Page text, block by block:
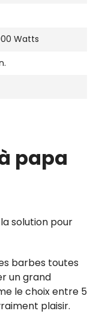
papa
solution pour
barbes toutes
un grand
le choix entre 5
plaisir.
Watts